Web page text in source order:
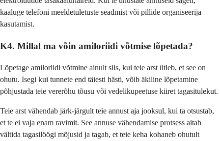
kaaluge telefoni meeldetuletuste seadmist või pillide organiseerija
kasutamist.
K4. Millal ma võin amiloriidi võtmise lõpetada?
Lõpetage amiloriidi võtmine ainult siis, kui teie arst ütleb, et see on
ohutu. Isegi kui tunnete end täiesti hästi, võib äkiline lõpetamine
põhjustada teie vererõhu tõusu või vedelikupeetuse kiiret tagasitulekut.
Teie arst vähendab järk-järgult teie annust aja jooksul, kui ta otsustab,
et te ei vaja enam ravimit. See annuse vähendamise protsess aitab
vältida tagasilöögi mõjusid ja tagab, et teie keha kohaneb ohutult